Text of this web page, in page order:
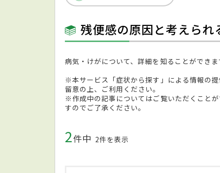
残便感の原因と考えられ
病気・けがについて、詳細を知ることができ
※本サービス「症状から探す」による情報の
留意の上、ご利用ください。
※作成中の記事についてはご覧いただくこと
すのでご了承ください。
2件中 2件を表示